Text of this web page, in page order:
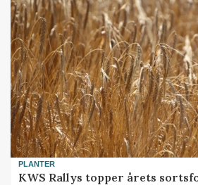
PLANTER
KWS Rallys topper årets